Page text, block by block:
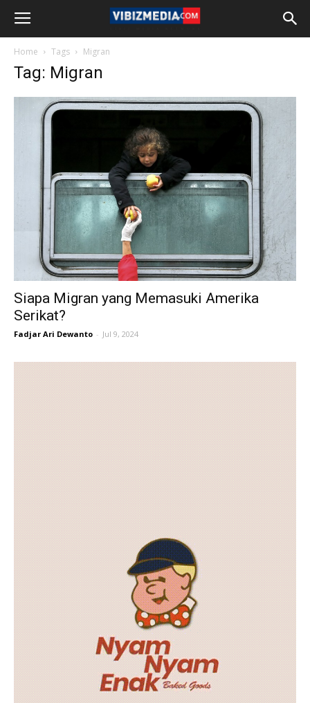
Home Tags Migran
Tag: Migran
Siapa Migran yang Memasuki Amerika
Serikat?
Fadjar Ari Dewanto - Jul 9, 2024